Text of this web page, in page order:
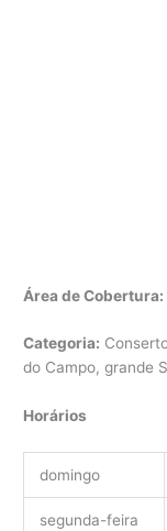
Área de Cobertura:
Categoria:
do Campo, grande
Horários
domingo
segunda-feira